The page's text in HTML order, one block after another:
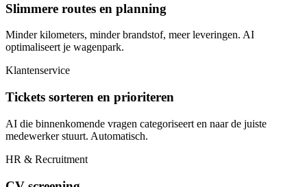
Slimmere routes en planning
Minder kilometers, minder brandstof, meer leveringen. AI
optimaliseert je wagenpark.
Klantenservice
Tickets sorteren en prioriteren
AI die binnenkomende vragen categoriseert en naar de juiste
medewerker stuurt. Automatisch.
HR & Recruitment